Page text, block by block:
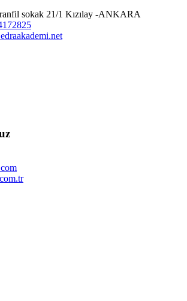
sokak 21/1 Kızılay -ANKARA